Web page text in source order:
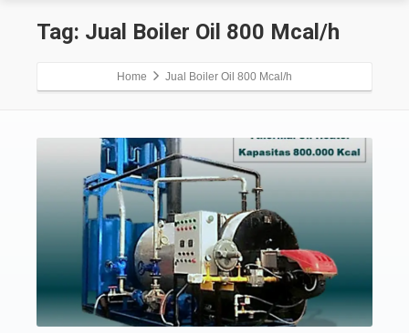
Tag: Jual Boiler Oil 800 Mcal/h
Home Jual Boiler Oil 800 Mcal/h